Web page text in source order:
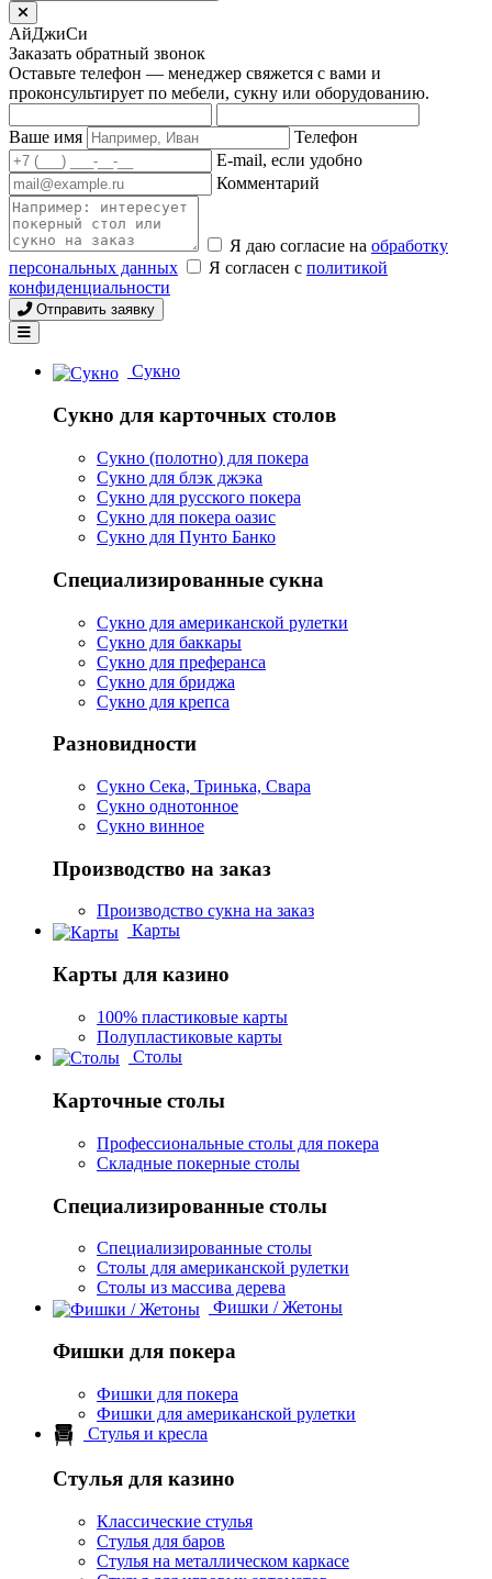
АйДжиСи
Заказать обратный звонок
Оставьте телефон — менеджер свяжется с вами и
проконсультирует по мебели, сукну или оборудованию.
Ваше имя
Телефон
E-mail, если удобно
Комментарий
Я даю согласие на обработку
персональных данных
Я согласен с политикой
конфиденциальности
Отправить заявку
Сукно
Сукно для карточных столов
Сукно (полотно) для покера
Сукно для блэк джэка
Сукно для русского покера
Сукно для покера оазис
Сукно для Пунто Банко
Специализированные сукна
Сукно для американской рулетки
Сукно для баккары
Сукно для преферанса
Сукно для бриджа
Сукно для крепса
Разновидности
Сукно Сека, Тринька, Свара
Сукно однотонное
Сукно винное
Производство на заказ
Производство сукна на заказ
Карты
Карты для казино
100% пластиковые карты
Полупластиковые карты
Столы
Карточные столы
Профессиональные столы для покера
Складные покерные столы
Специализированные столы
Специализированные столы
Столы для американской рулетки
Столы из массива дерева
Фишки / Жетоны
Фишки для покера
Фишки для покера
Фишки для американской рулетки
Стулья и кресла
Стулья для казино
Классические стулья
Стулья для баров
Стулья на металлическом каркасе